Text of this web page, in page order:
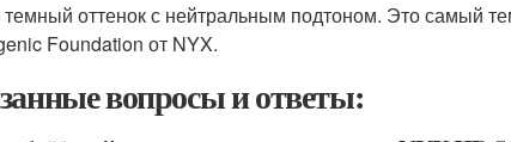
оттенок с нейтральным подтоном. Это самый
Foundation от NYX.
вопросы и ответы: